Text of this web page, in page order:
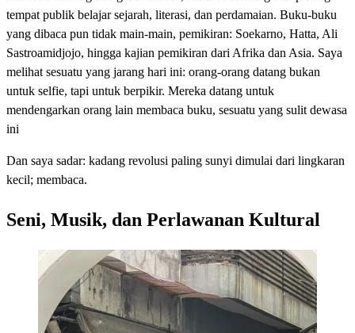
tempat publik belajar sejarah, literasi, dan perdamaian. Buku-buku
yang dibaca pun tidak main-main, pemikiran: Soekarno, Hatta, Ali
Sastroamidjojo, hingga kajian pemikiran dari Afrika dan Asia. Saya
melihat sesuatu yang jarang hari ini: orang-orang datang bukan
untuk selfie, tapi untuk berpikir. Mereka datang untuk
mendengarkan orang lain membaca buku, sesuatu yang sulit dewasa
ini
Dan saya sadar: kadang revolusi paling sunyi dimulai dari lingkaran
kecil; membaca.
Seni, Musik, dan Perlawanan Kultural